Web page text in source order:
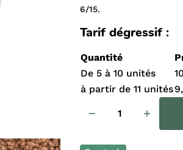
6/15.
Tarif dégressif :
Quantité
De 5 à 10 unités
à partir de 11 unités